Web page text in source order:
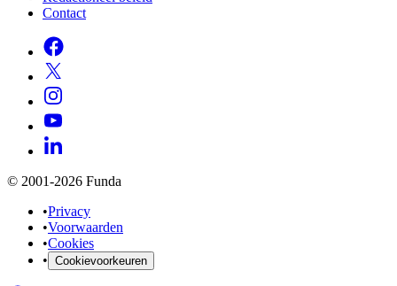
Contact
© 2001-2026 Funda
•Privacy
•Voorwaarden
•Cookies
• Cookievoorkeuren